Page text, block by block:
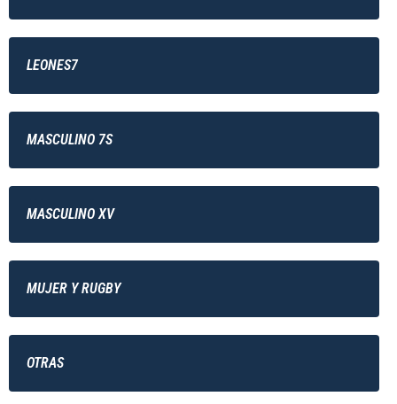
LEONES7
MASCULINO 7S
MASCULINO XV
MUJER Y RUGBY
OTRAS